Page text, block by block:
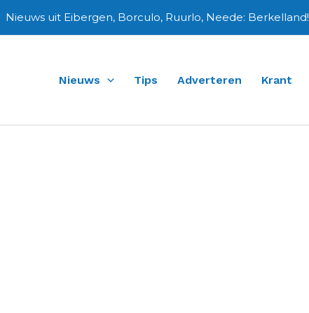
Nieuws uit Eibergen, Borculo, Ruurlo, Neede: Berkelland!
Nieuws Tips Adverteren Krant